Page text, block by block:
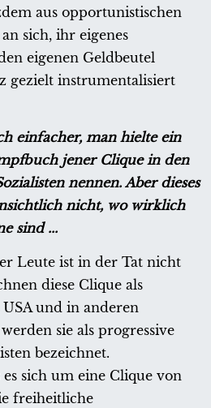
aus opportunistischen
sich, ihr eigenes
eigenen Geldbeutel
gezielt instrumentalisiert
einfacher, man hielte ein
jener Clique in den
nennen. Aber dieses
nicht, wo wirklich
sind ...
Leute ist in der Tat nicht
diese Clique als
und in anderen
sie als progressive
bezeichnet.
es sich um eine Clique von
freiheitliche